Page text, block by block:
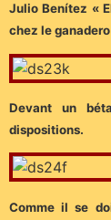
Julio Benítez «
chez le
Devant un
dispositions.
Comme il se